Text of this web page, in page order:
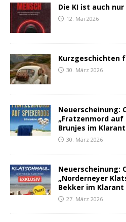
Die KI ist auch
12. Mai 2026
Kurzgeschichten
30. März 2026
Neuerscheinung:
„Fratzenmord auf
Brunjes im
30. März 2026
Neuerscheinung:
„Norderneyer
Bekker im Klarant
27. März 2026